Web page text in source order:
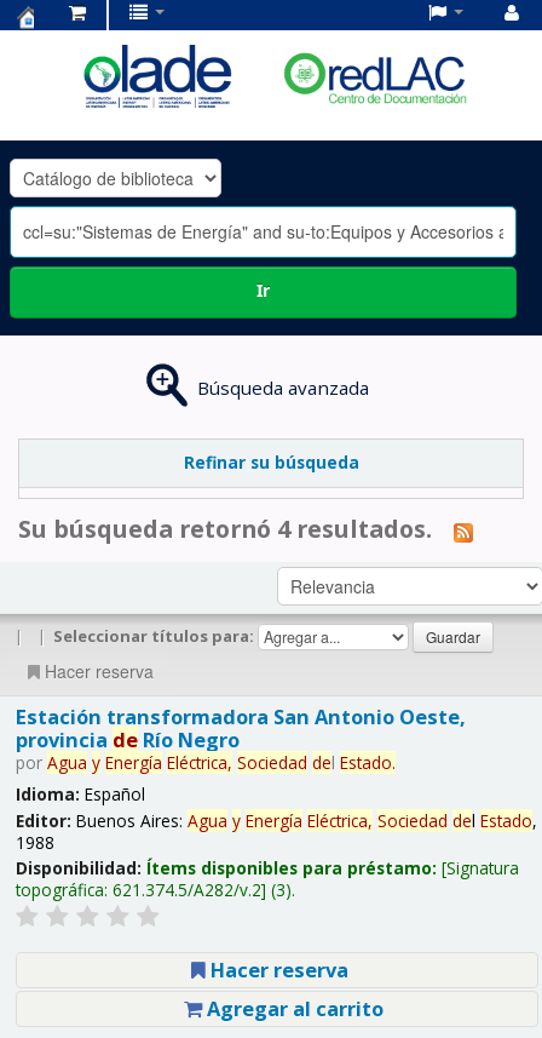
OLADE
-
Ir
Búsqueda avanzada
Refinar su búsqueda
Su búsqueda retornó 4 resultados.
| | Seleccionar títulos para:
Hacer reserva
Estación transformadora San Antonio Oeste,
provincia deRío Negro
por Agua y Energía Eléctrica, Sociedad del Estado.
Idioma: Español
Editor: Buenos Aires: Agua y Energía Eléctrica, Sociedad del Estado,
1988
Disponibilidad: Ítems disponibles para préstamo: Signatura
topográfica: 621.374.5/A282/v.2 (3).
Hacer reserva
Agregar al carrito